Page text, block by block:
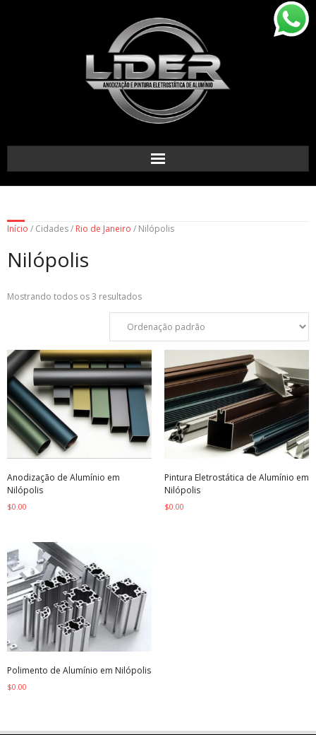
Início / Cidades / Rio de Janeiro / Nilópolis
Nilópolis
Mostrando todos os 3 resultados
Anodização de Alumínio em
Nilópolis
$0.00
Pintura Eletrostática de Alumínio em
Nilópolis
$0.00
Polimento de Alumínio em Nilópolis
$0.00